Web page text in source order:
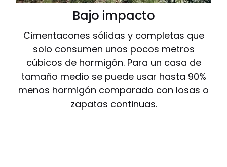
Bajo impacto
Cimentacones sólidas y completas que
solo consumen unos pocos metros
cúbicos de hormigón. Para un casa de
tamaño medio se puede usar hasta 90%
menos hormigón comparado con losas o
zapatas continuas.